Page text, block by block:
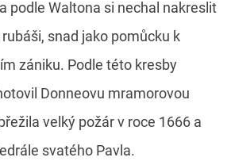
podle Waltona si nechal nakreslit
snad jako pomůcku k
zániku. Podle této kresby
Donneovu mramorovou
velký požár v roce 1666 a
svatého Pavla.